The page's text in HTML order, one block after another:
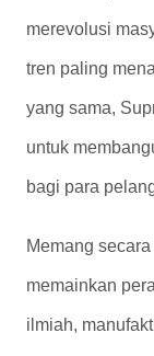
merevolusi
tren paling
yang sama,
untuk
bagi para
Memang
memainkan
ilmiah,